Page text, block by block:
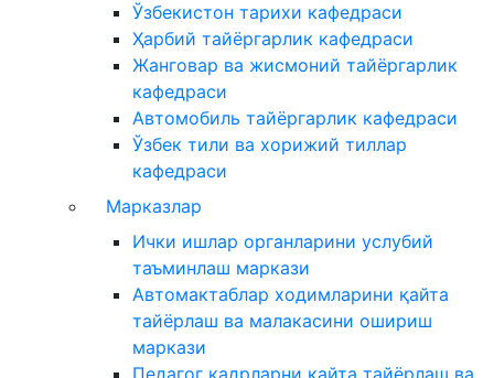
Ўзбекистон тарихи кафедраси
Ҳарбий тайёргарлик кафедраси
Жанговар ва жисмоний тайёргарлик
кафедраси
Автомобиль тайёргарлик кафедраси
Ўзбек тили ва хорижий тиллар
кафедраси
Марказлар
Ички ишлар органларини услубий
таъминлаш маркази
Автомактаблар ходимларини қайта
тайёрлаш ва малакасини ошириш
маркази
Педагог кадрларни қайта тайёрлаш ва